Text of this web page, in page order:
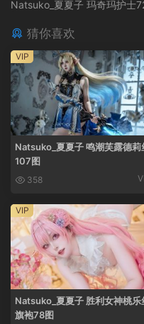
Natsuko_夏夏子 玛奇玛护士
猜你喜欢
Natsuko_夏夏子 鸣潮芙露德莉
107图
358
VIP
Natsuko_夏夏子 胜利女神桃乐
旗袍78图
VIP